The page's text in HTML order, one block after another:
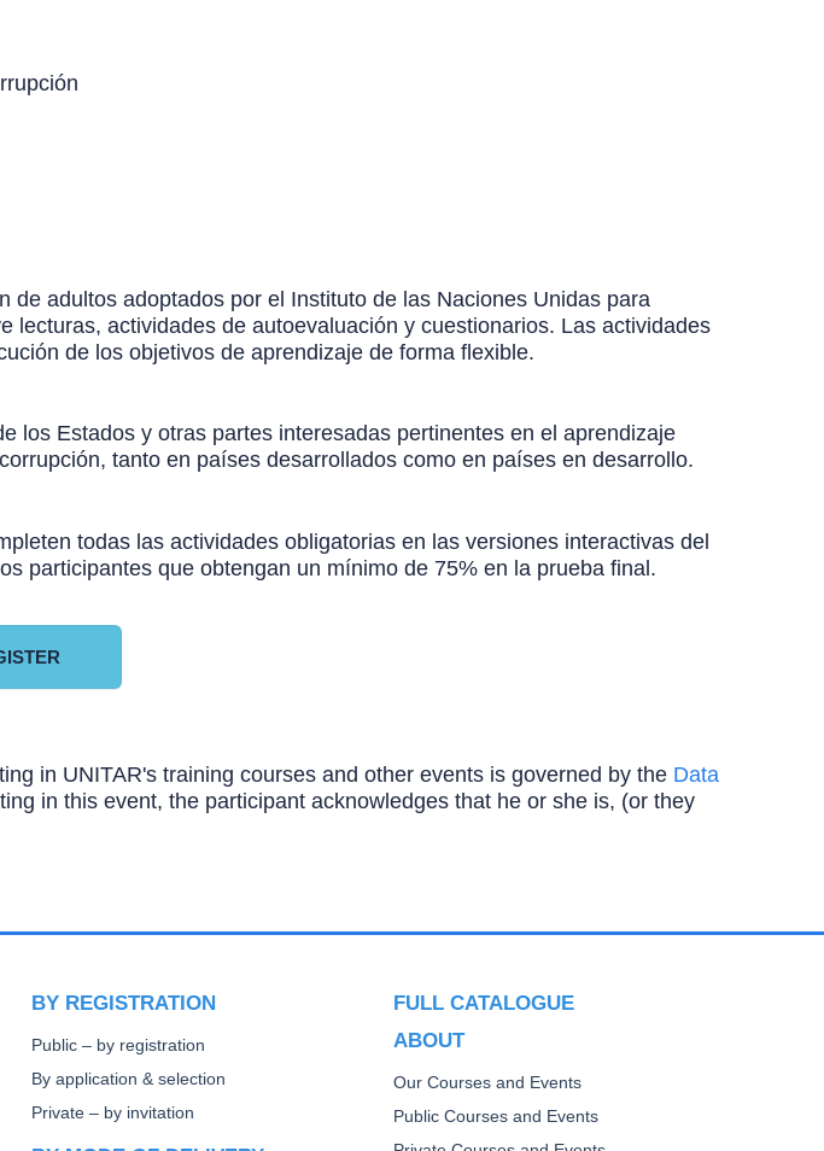
adultos adoptados por el Instituto de las Naciones Unidas para
actividades de autoevaluación y cuestionarios. Las actividades
de los objetivos de aprendizaje de forma flexible.
los Estados y otras partes interesadas pertinentes en el aprendizaje
tanto en países desarrollados como en países en desarrollo.
todas las actividades obligatorias en las versiones interactivas del
participantes que obtengan un mínimo de 75% en la prueba final.
in UNITAR's training courses and other events is governed by the Data
in this event, the participant acknowledges that he or she is, (or they
BY REGISTRATION
Public – by registration
By application & selection
Private – by invitation
FULL CATALOGUE
ABOUT
Our Courses and Events
Public Courses and Events